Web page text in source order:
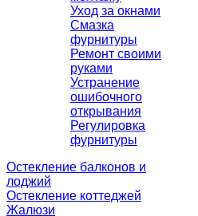
Уход за окнами
Смазка
фурнитуры
Ремонт своими
руками
Устранение
ошибочного
открывания
Регулировка
фурнитуры
Остекление балконов и
лоджий
Остекление коттеджей
Жалюзи